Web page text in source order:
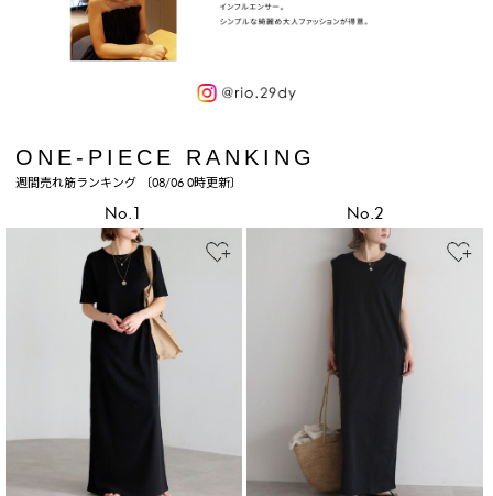
ONE-PIECE RANKING
週間売れ筋ランキング 〔08/06 0時更新〕
No.1 No.2